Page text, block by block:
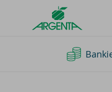
Argenta
Homepage